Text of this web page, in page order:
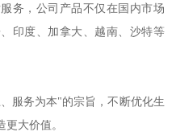
务，公司产品不仅在国内市场
印度、加拿大、越南、沙特等
服务为本"的宗旨，不断优化生
大价值。